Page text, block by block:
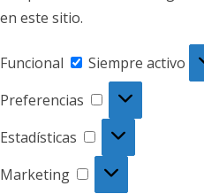
en este sitio.
Funcional Funcional
Siempre activo
Preferencias
Preferencias
Estadísticas Estadísticas
Marketing
Marketing